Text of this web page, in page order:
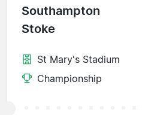
Southampton
Stoke
St Mary's Stadium
Championship